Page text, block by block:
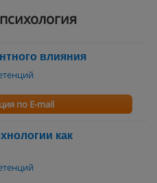
влияния
по E-mail
как